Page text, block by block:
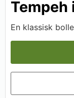
Tempeh
En klassisk